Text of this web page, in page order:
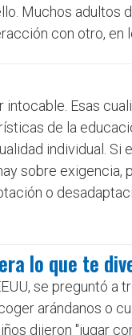
Muchos adultos
con otro, en
Esas
de la
individual. Si
sobre exigencia,
o
lo que te
se preguntó a
arándanos o
dijeron "jugar